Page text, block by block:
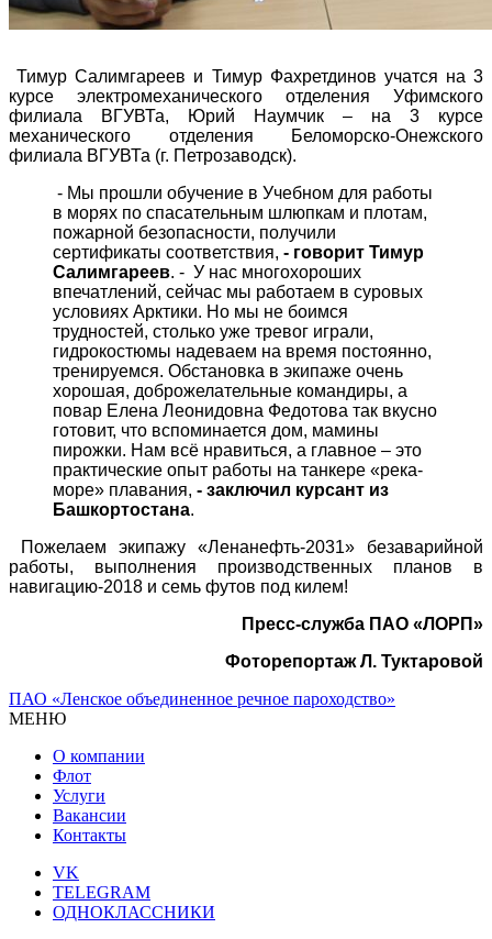
Тимур Салимгареев и Тимур Фахретдинов учатся на 3
курсе электромеханического отделения Уфимского
филиала ВГУВТа, Юрий Наумчик – на 3 курсе
механического отделения Беломорско-Онежского
филиала ВГУВТа (г. Петрозаводск).
- Мы прошли обучение в Учебном для работы
в морях по спасательным шлюпкам и плотам,
пожарной безопасности, получили
сертификаты соответствия, - говорит Тимур
Салимгареев. - У нас многохороших
впечатлений, сейчас мы работаем в суровых
условиях Арктики. Но мы не боимся
трудностей, столько уже тревог играли,
гидрокостюмы надеваем на время постоянно,
тренируемся. Обстановка в экипаже очень
хорошая, доброжелательные командиры, а
повар Елена Леонидовна Федотова так вкусно
готовит, что вспоминается дом, мамины
пирожки. Нам всё нравиться, а главное – это
практические опыт работы на танкере «река-
море» плавания, - заключил курсант из
Башкортостана.
Пожелаем экипажу «Ленанефть-2031» безаварийной
работы, выполнения производственных планов в
навигацию-2018 и семь футов под килем!
Пресс-служба ПАО «ЛОРП»
Фоторепортаж Л. Туктаровой
ПАО «Ленское объединенное речное пароходство»
МЕНЮ
О компании
Флот
Услуги
Вакансии
Контакты
VK
TELEGRAM
ОДНОКЛАССНИКИ